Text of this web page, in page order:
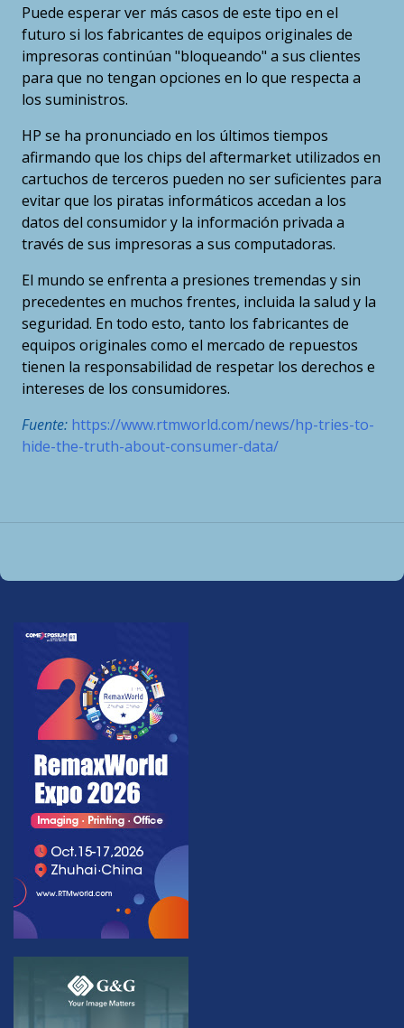
Puede esperar ver más casos de este tipo en el
futuro si los fabricantes de equipos originales de
impresoras continúan "bloqueando" a sus clientes
para que no tengan opciones en lo que respecta a
los suministros.
HP se ha pronunciado en los últimos tiempos
afirmando que los chips del aftermarket utilizados en
cartuchos de terceros pueden no ser suficientes para
evitar que los piratas informáticos accedan a los
datos del consumidor y la información privada a
través de sus impresoras a sus computadoras.
El mundo se enfrenta a presiones tremendas y sin
precedentes en muchos frentes, incluida la salud y la
seguridad. En todo esto, tanto los fabricantes de
equipos originales como el mercado de repuestos
tienen la responsabilidad de respetar los derechos e
intereses de los consumidores.
Fuente: https://www.rtmworld.com/news/hp-tries-to-
hide-the-truth-about-consumer-data/